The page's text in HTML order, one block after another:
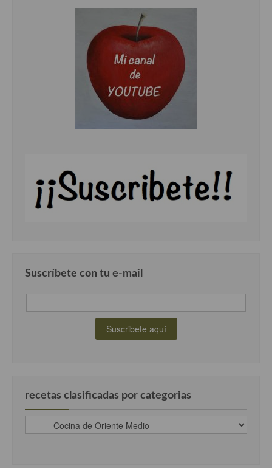
Suscríbete con tu e-mail
recetas clasificadas por categorias
clasificadas